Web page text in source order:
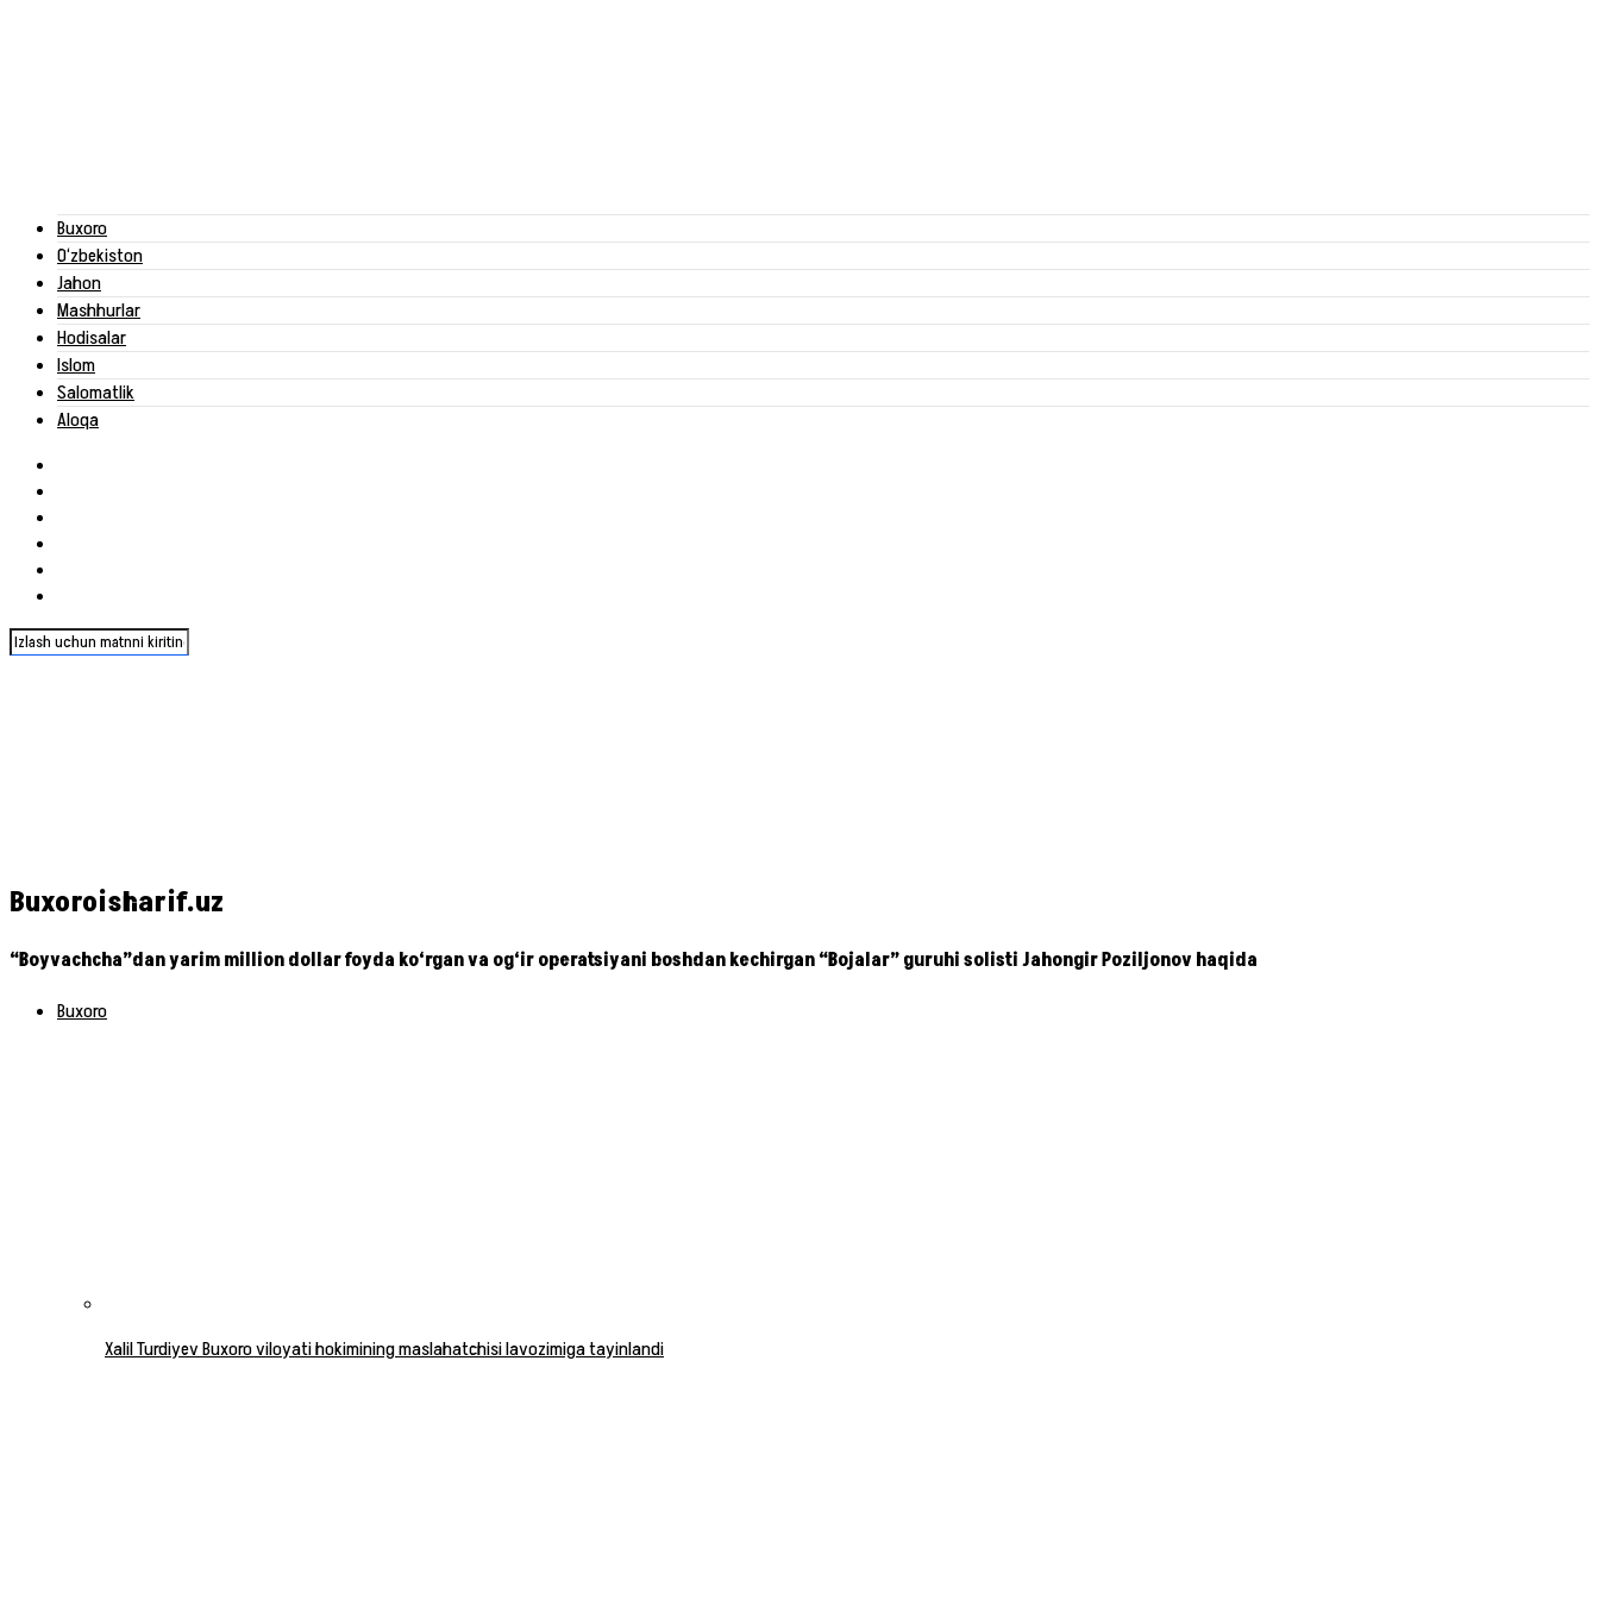
Buxoro
O‘zbekiston
Jahon
Mashhurlar
Hodisalar
Islom
Salomatlik
Aloqa
Buxoroisharif.uz
“Boyvachcha”dan yarim million dollar foyda ko‘rgan va og‘ir operatsiyani boshdan kechirgan “Bojalar” guruhi solisti Jahongir Poziljonov haqida
Buxoro
Xalil Turdiyev Buxoro viloyati hokimining maslahatchisi lavozimiga tayinlandi